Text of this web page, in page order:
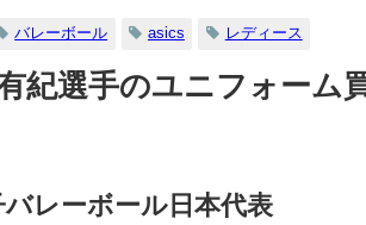
バレーボール asics レディース
紀選手のユニフォーム
バレーボール日本代表